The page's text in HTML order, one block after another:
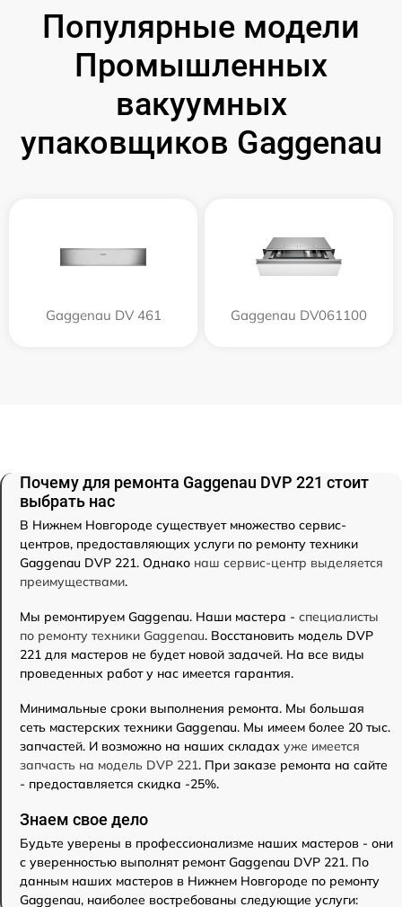
Популярные модели
Промышленных
вакуумных
упаковщиков Gaggenau
Gaggenau DV 461 Gaggenau DV061100
Почему для ремонта Gaggenau DVP 221 стоит
выбрать нас
В Нижнем Новгороде существует множество сервис-
центров, предоставляющих услуги по ремонту техники
Gaggenau DVP 221. Однако наш сервис-центр выделяется
преимуществами.
Мы ремонтируем Gaggenau. Наши мастера - специалисты
по ремонту техники Gaggenau. Восстановить модель DVP
221 для мастеров не будет новой задачей. На все виды
проведенных работ у нас имеется гарантия.
Минимальные сроки выполнения ремонта. Мы большая
сеть мастерских техники Gaggenau. Мы имеем более 20 тыс.
запчастей. И возможно на наших складах уже имеется
запчасть на модель DVP 221. При заказе ремонта на сайте
- предоставляется скидка -25%.
Знаем свое дело
Будьте уверены в профессионализме наших мастеров - они
с уверенностью выполнят ремонт Gaggenau DVP 221. По
данным наших мастеров в Нижнем Новгороде по ремонту
Gaggenau, наиболее востребованы следующие услуги: